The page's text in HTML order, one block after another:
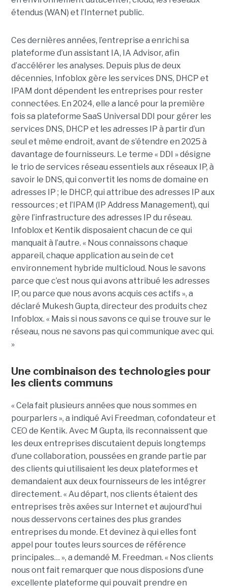
étendus (WAN) et l’Internet public.
Ces dernières années, l’entreprise a enrichi sa
plateforme d’un assistant IA, IA Advisor, afin
d’accélérer les analyses. Depuis plus de deux
décennies, Infoblox gère les services DNS, DHCP et
IPAM dont dépendent les entreprises pour rester
connectées. En 2024, elle a lancé pour la première
fois sa plateforme SaaS Universal DDI pour gérer les
services DNS, DHCP et les adresses IP à partir d’un
seul et même endroit, avant de s’étendre en 2025 à
davantage de fournisseurs. Le terme « DDI » désigne
le trio de services réseau essentiels aux réseaux IP, à
savoir le DNS, qui convertit les noms de domaine en
adresses IP ; le DHCP, qui attribue des adresses IP aux
ressources ; et l’IPAM (IP Address Management), qui
gère l’infrastructure des adresses IP du réseau.
Infoblox et Kentik disposaient chacun de ce qui
manquait à l’autre. « Nous connaissons chaque
appareil, chaque application au sein de cet
environnement hybride multicloud. Nous le savons
parce que c’est nous qui avons attribué les adresses
IP, ou parce que nous avons acquis ces actifs », a
déclaré Mukesh Gupta, directeur des produits chez
Infoblox. « Mais si nous savons ce qui se trouve sur le
réseau, nous ne savons pas qui communique avec qui.
»
Une combinaison des technologies pour
les clients communs
« Cela fait plusieurs années que nous sommes en
pourparlers », a indiqué Avi Freedman, cofondateur et
CEO de Kentik. Avec M Gupta, ils reconnaissent que
les deux entreprises discutaient depuis longtemps
d’une collaboration, poussées en grande partie par
des clients qui utilisaient les deux plateformes et
demandaient aux deux fournisseurs de les intégrer
directement. « Au départ, nos clients étaient des
entreprises très axées sur Internet et aujourd’hui
nous desservons certaines des plus grandes
entreprises du monde. Et devinez à qui elles font
appel pour toutes leurs sources de référence
principales… », a demandé M. Freedman. « Nos clients
nous ont fait remarquer que nous disposions d’une
excellente plateforme qui pouvait prendre en